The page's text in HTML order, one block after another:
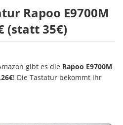
Rapoo E9700M
(statt 35€)
gibt es die Rapoo E9700M
! Die Tastatur bekommt ihr